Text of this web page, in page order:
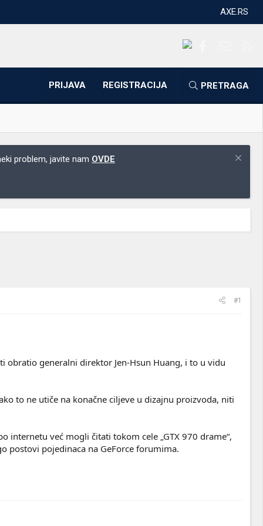
AXE.RS
PRIJAVA REGISTRACIJA PRETRAGA
problem, javite nam OVDE
#1
obratio generalni direktor Jen-Hsun Huang, i to u vidu
to ne utiče na konačne ciljeve u dizajnu proizvoda, niti
već mogli čitati tokom cele „GTX 970 drame“,
postovi pojedinaca na GeForce forumima.